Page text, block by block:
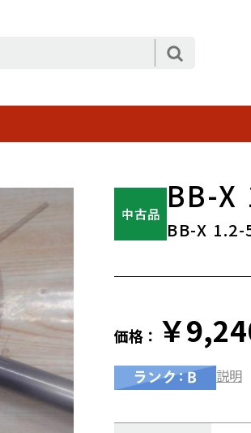
BB-
BB-X 1.2-
価格： ￥
説明